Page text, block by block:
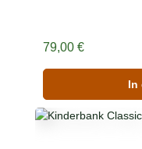
Regulärer Preis:
79,00 €
In